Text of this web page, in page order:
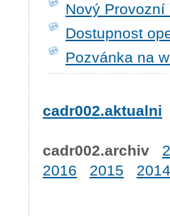
Nový
Dostupnost
Pozvánka na
cadr002.aktualni
cadr002.archiv
2016
2015 2014